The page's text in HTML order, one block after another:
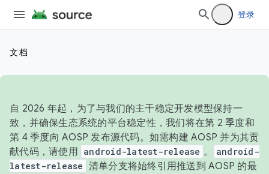
登录
文档
自 2026 年起，为了与我们的主干稳定开发模型保持一
致，并确保生态系统的平台稳定性，我们将在第 2 季度和
第 4 季度向 AOSP 发布源代码。如需构建 AOSP 并为其贡
献代码，请使用 android-latest-release 。
android-
latest-release 清单分支将始终引用推送到 AOSP 的最